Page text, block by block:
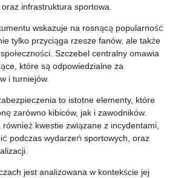
infrastruktura sportowa.
wskazuje na rosnącą popularność
tylko przyciąga rzesze fanów, ale także
Szczebel centralny omawia
które są odpowiedzialne za
i turniejów.
to istotne elementy, które
zarówno kibiców, jak i zawodników.
kwestie związane z incydentami,
podczas wydarzeń sportowych, oraz
jest analizowana w kontekście jej